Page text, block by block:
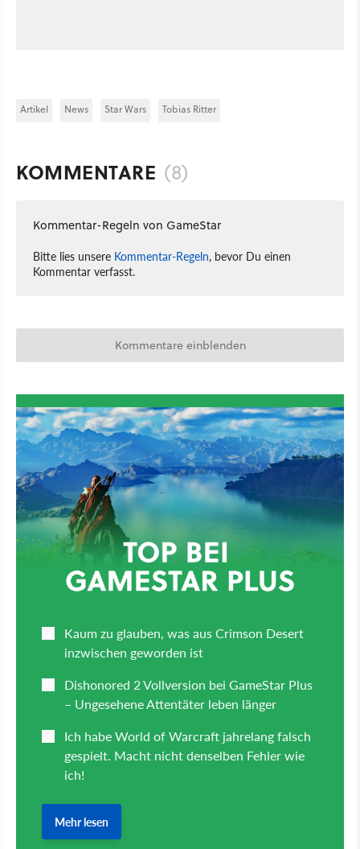
Artikel News Star Wars Tobias Ritter
KOMMENTARE (8)
Kommentar-Regeln von GameStar
Bitte lies unsere Kommentar-Regeln, bevor Du einen
Kommentar verfasst.
Kommentare einblenden